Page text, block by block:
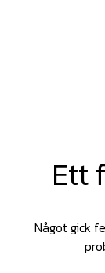
Ett
Något gick